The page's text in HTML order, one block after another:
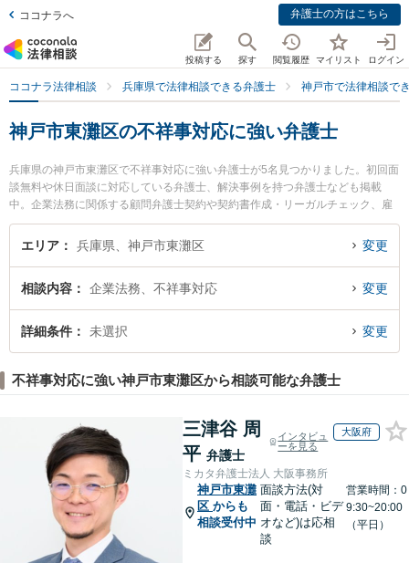
ココナラへ 弁護士の方はこちら
投稿する 探す 閲覧履歴 マイリスト ログイン
ココナラ法律相談 兵庫県で法律相談できる弁護士 神戸市で法律相談で
神戸市東灘区の不祥事対応に強い弁護士
兵庫県の神戸市東灘区で不祥事対応に強い弁護士が5名見つかりました。初回面
談無料や休日面談に対応している弁護士、解決事例を持つ弁護士なども掲載
中。企業法務に関係する顧問弁護士契約や契約書作成・リーガルチェック、雇
用契約書・就業規則作成等の細かな分野での絞り込み検索もでき便利です。特
に力新堂法律事務所の伊藤 英明弁護士や山の手法律事務所の木島 裕介弁護士、
トラブルを今すぐに弁護士に相談したい』『不祥事対応のトラブル解決の実績
豊富な近くの弁護士を検索したい』『初回相談無料で不祥事対応を法律相談で
きる神戸市東灘区内の弁護士に相談予約したい』などでお困りの相談者さんに
エリア 兵庫県、神戸市東灘区 変更
相談内容 企業法務、不祥事対応 変更
詳細条件 未選択 変更
不祥事対応に強い神戸市東灘区から相談可能な弁護士
三津谷 周
平 弁護士
インタビュ
ーを見る
大阪府
ミカタ弁護士法人 大阪事務所
神戸市東灘
区 からも
相談受付中
面談方法(対
面・電話・ビデ
オなど)は応相
談
営業時間：0
9:30~20:00
（平日）